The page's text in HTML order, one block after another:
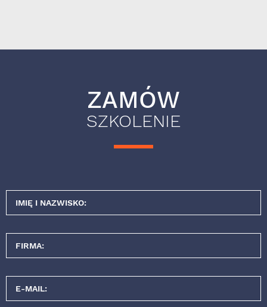
ZAMÓW
SZKOLENIE
IMIĘ I NAZWISKO:
FIRMA:
E-MAIL: